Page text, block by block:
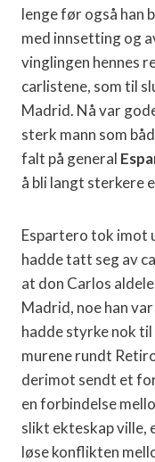
lenge før også han
med innsetting og
vinglingen hennes
carlistene, som til
Madrid. Nå var
sterk mann som
falt på general
å bli langt sterkere
Espartero tok imot
hadde tatt seg av
at don Carlos
Madrid, noe han
hadde styrke nok
murene rundt
derimot sendt et
en forbindelse
slikt ekteskap ville,
løse konflikten